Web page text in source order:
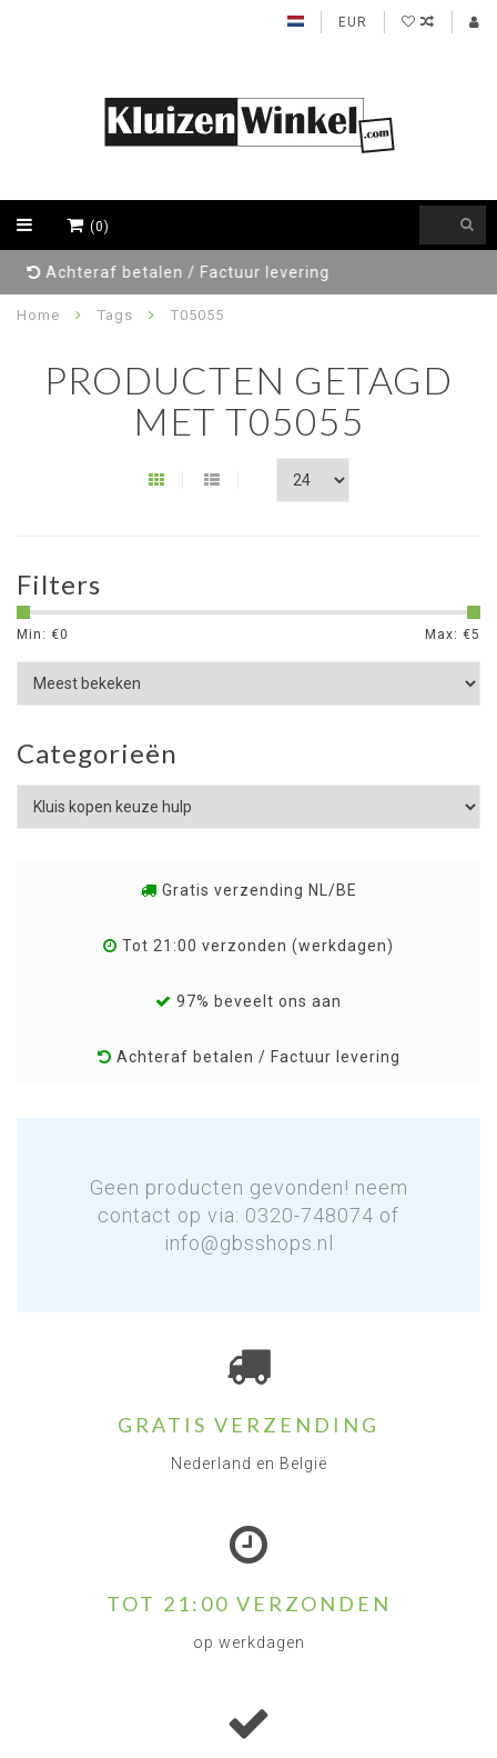
EUR
(0)
Gratis verzending NL/BE
Home Tags T05055
PRODUCTEN GETAGD
MET T05055
Filters
Min: €0 Max: €5
Categorieën
Gratis verzending NL/BE
Tot 21:00 verzonden (werkdagen)
97% beveelt ons aan
Achteraf betalen / Factuur levering
Geen producten gevonden! neem
contact op via: 0320-748074 of
info@gbsshops.nl
GRATIS VERZENDING
Nederland en België
TOT 21:00 VERZONDEN
op werkdagen